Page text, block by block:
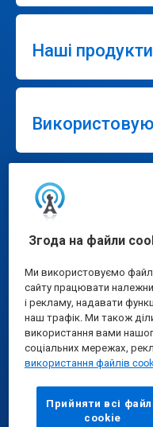
Згода на файли
Ми використовуємо
сайту працювати
і рекламу, надавати
наш трафік. Ми також
використання вами
соціальних мережах,
використання файлів
Прийняти всі
сookie
Наші продукти